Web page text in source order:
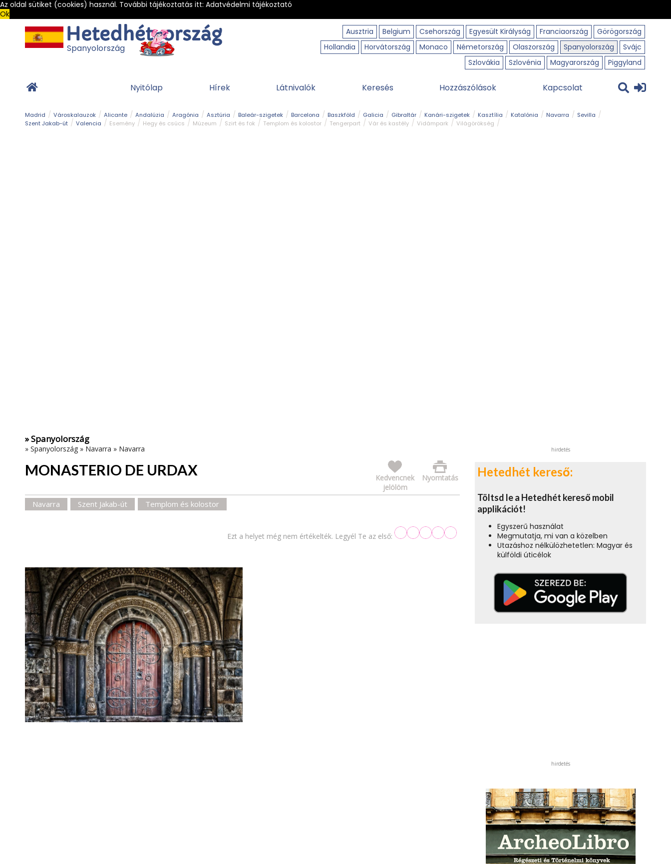
Az oldal sütiket (cookies) használ. További tájékoztatás itt: Adatvédelmi tájékoztató
Ok
Ausztria
Belgium Csehország Egyesült Királyság Franciaország
Görögország
Hollandia
Horvátország Monaco Németország Olaszország Spanyolország
Svájc
Szlovákia
Szlovénia Magyarország Piggyland
Spanyolország
Nyitólap Hírek Látnivalók Keresés Hozzászólások Kapcsolat
Madrid Városkalauzok Alicante Andalúzia Aragónia Asztúria Baleár-szigetek Barcelona Baszkföld Galicia Gibraltár Kanári-szigetek Kasztília Katalónia Navarra
Sevilla
Szent Jakab-út
Valencia Esemény Hegy és csúcs Múzeum Szirt és fok Templom és kolostor Tengerpart Vár és kastély Vidámpark Világörökség
» Spanyolország
» Spanyolország » Navarra » Navarra
MONASTERIO DE URDAX Nyomtatás
Kedvencnek
jelölöm
Navarra Szent Jakab-út Templom és kolostor
Ezt a helyet még nem értékelték. Legyél Te az első:
hirdetés
Hetedhét kereső:
Töltsd le a Hetedhét kereső mobil
applikációt!
Egyszerű használat
Megmutatja, mi van a közelben
Utazáshoz nélkülözhetetlen: Magyar és
külföldi úticélok
hirdetés